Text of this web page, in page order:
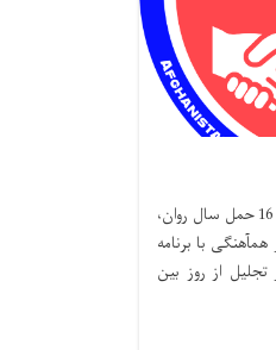
کابل – افغانستان، قراراست فردا پنج‌شنبه 16 حمل سال روان،
با برنامه
از روز بین